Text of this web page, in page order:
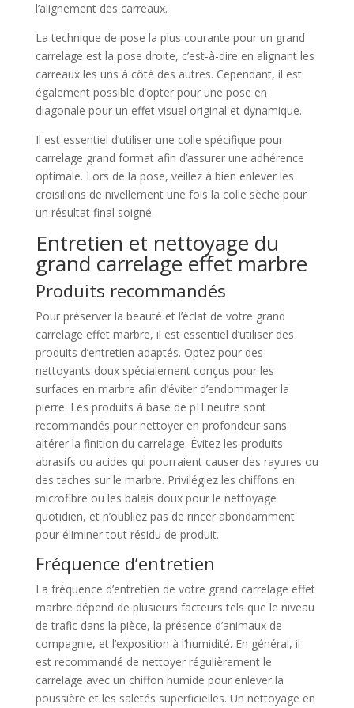
l’alignement des carreaux.
La technique de pose la plus courante pour un grand
carrelage est la pose droite, c’est-à-dire en alignant les
carreaux les uns à côté des autres. Cependant, il est
également possible d’opter pour une pose en
diagonale pour un effet visuel original et dynamique.
Il est essentiel d’utiliser une colle spécifique pour
carrelage grand format afin d’assurer une adhérence
optimale. Lors de la pose, veillez à bien enlever les
croisillons de nivellement une fois la colle sèche pour
un résultat final soigné.
Entretien et nettoyage du
grand carrelage effet marbre
Produits recommandés
Pour préserver la beauté et l’éclat de votre grand
carrelage effet marbre, il est essentiel d’utiliser des
produits d’entretien adaptés. Optez pour des
nettoyants doux spécialement conçus pour les
surfaces en marbre afin d’éviter d’endommager la
pierre. Les produits à base de pH neutre sont
recommandés pour nettoyer en profondeur sans
altérer la finition du carrelage. Évitez les produits
abrasifs ou acides qui pourraient causer des rayures ou
des taches sur le marbre. Privilégiez les chiffons en
microfibre ou les balais doux pour le nettoyage
quotidien, et n’oubliez pas de rincer abondamment
pour éliminer tout résidu de produit.
Fréquence d’entretien
La fréquence d’entretien de votre grand carrelage effet
marbre dépend de plusieurs facteurs tels que le niveau
de trafic dans la pièce, la présence d’animaux de
compagnie, et l’exposition à l’humidité. En général, il
est recommandé de nettoyer régulièrement le
carrelage avec un chiffon humide pour enlever la
poussière et les saletés superficielles. Un nettoyage en